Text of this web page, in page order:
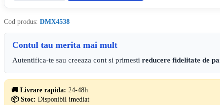
Cod produs: DMX4538
Contul tau merita mai mult
Autentifica-te sau creeaza cont si primesti reducere fidelitate de
🚚 Livrare rapida: 24-48h
📦 Stoc: Disponibil imediat